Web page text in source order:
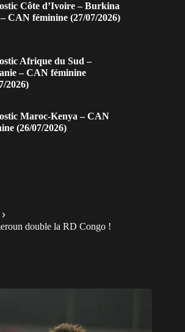
Côte d’Ivoire – Burkina
CAN féminine (27/07/2026)
Afrique du Sud –
– CAN féminine
2026)
Maroc-Kenya – CAN
(26/07/2026)
double la RD Congo !